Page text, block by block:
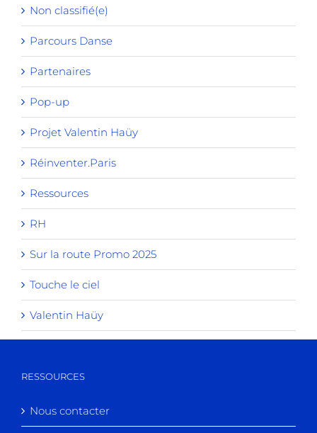
Non classifié(e)
Parcours Danse
Partenaires
Pop-up
Projet Valentin Haüy
Réinventer.Paris
Ressources
RH
Sur la route Promo 2025
Touche le ciel
Valentin Haüy
RESSOURCES
Nous contacter